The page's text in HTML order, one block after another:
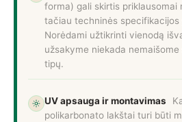
forma) gali skirtis priklausomai
tačiau techninės specifikacijos
Norėdami užtikrinti vienodą
užsakyme niekada
tipų.
UV apsauga ir montavimas
polikarbonato lakštai turi būti